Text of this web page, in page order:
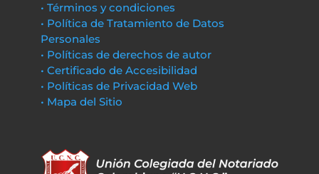
• Términos y condiciones
• Política de Tratamiento de Datos
Personales
• Políticas de derechos de autor
• Certificado de Accesibilidad
• Políticas de Privacidad Web
• Mapa del Sitio